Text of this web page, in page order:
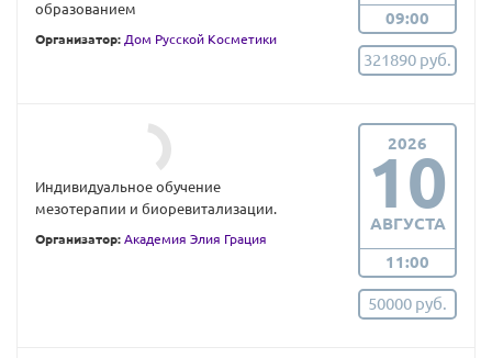
образованием
Организатор: Дом Русской Косметики
09:00
321890 руб.
Индивидуальное обучение
мезотерапии и биоревитализации.
Организатор: Академия Элия Грация
2026
10
АВГУСТА
11:00
50000 руб.